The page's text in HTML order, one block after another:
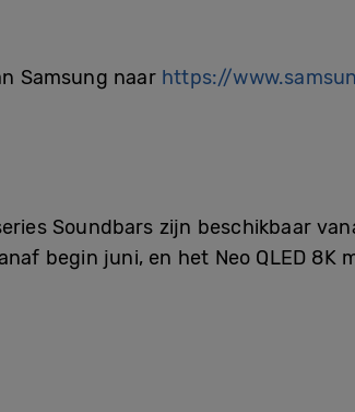
Samsung naar https://
Soundbars zijn beschikbaar
begin juni, en het Neo QLED 8K